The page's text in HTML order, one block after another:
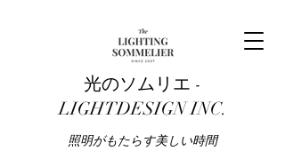
光のソムリエ -
LIGHTDESIGN INC.
​照明がもたらす美しい時間